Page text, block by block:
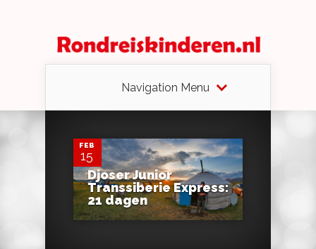
Navigation Menu
FEB
15
Djoser Junior
Transsiberie Express:
21 dagen